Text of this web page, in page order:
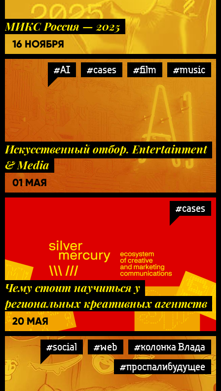
МИКС Россия — 2025
16 НОЯБРЯ
#AI #cases #film #music
Искусственный отбор. Entertainment
& Media
01 МАЯ
#cases
Чему стоит научиться у
региональных креативных агентств
20 МАЯ
#social #web
#колонка Влада
#проспалибудущее